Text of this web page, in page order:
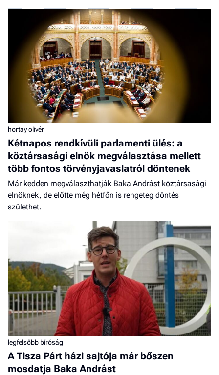
hortay olivér
Kétnapos rendkívüli parlamenti ülés: a
köztársasági elnök megválasztása mellett
több fontos törvényjavaslatról döntenek
Már kedden megválaszthatják Baka Andrást köztársasági
elnöknek, de előtte még hétfőn is rengeteg döntés
születhet.
legfelsőbb bíróság
A Tisza Párt házi sajtója már bőszen
mosdatja Baka Andrást